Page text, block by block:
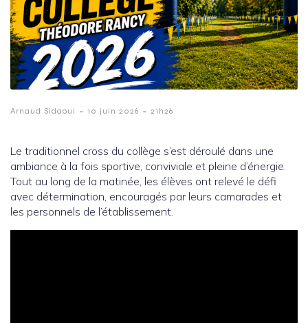
Arnaud Sidaoui - 10 juin 2026 - 21h26
Le traditionnel cross du collège s’est déroulé dans une
ambiance à la fois sportive, conviviale et pleine d’énergie.
Tout au long de la matinée, les élèves ont relevé le défi
avec détermination, encouragés par leurs camarades et
les personnels de l’établissement.